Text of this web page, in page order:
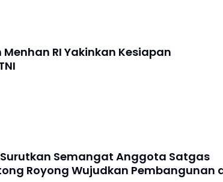
Kesiapan
Semangat Anggota Satgas
Royong Wujudkan Pembangunan